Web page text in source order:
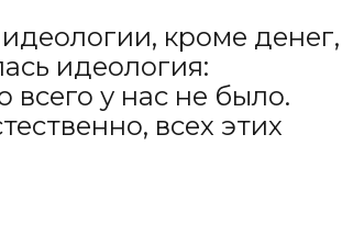
кроме денег,
идеология:
у нас не было.
всех этих